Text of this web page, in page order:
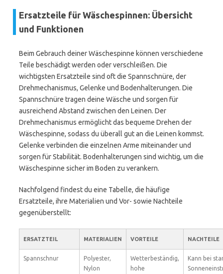
Ersatzteile für Wäschespinnen: Übersicht
und Funktionen
Beim Gebrauch deiner Wäschespinne können verschiedene
Teile beschädigt werden oder verschleißen. Die
wichtigsten Ersatzteile sind oft die Spannschnüre, der
Drehmechanismus, Gelenke und Bodenhalterungen. Die
Spannschnüre tragen deine Wäsche und sorgen für
ausreichend Abstand zwischen den Leinen. Der
Drehmechanismus ermöglicht das bequeme Drehen der
Wäschespinne, sodass du überall gut an die Leinen kommst.
Gelenke verbinden die einzelnen Arme miteinander und
sorgen für Stabilität. Bodenhalterungen sind wichtig, um die
Wäschespinne sicher im Boden zu verankern.
Nachfolgend findest du eine Tabelle, die häufige
Ersatzteile, ihre Materialien und Vor- sowie Nachteile
gegenüberstellt:
ERSATZTEIL MATERIALIEN VORTEILE NACHTEILE
Spannschnur
Polyester,
Nylon
Wetterbeständig,
hohe
Kann bei